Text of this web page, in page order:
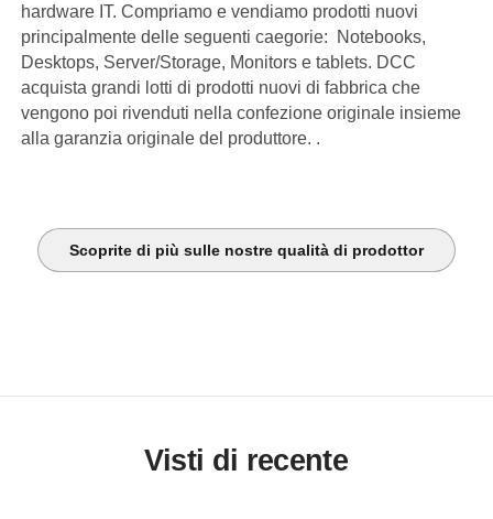
hardware IT. Compriamo e vendiamo prodotti nuovi
principalmente delle seguenti caegorie: Notebooks,
Desktops, Server/Storage, Monitors e tablets. DCC
acquista grandi lotti di prodotti nuovi di fabbrica che
vengono poi rivenduti nella confezione originale insieme
alla garanzia originale del produttore. .
Scoprite di più sulle nostre qualità di prodottor
Visti di recente